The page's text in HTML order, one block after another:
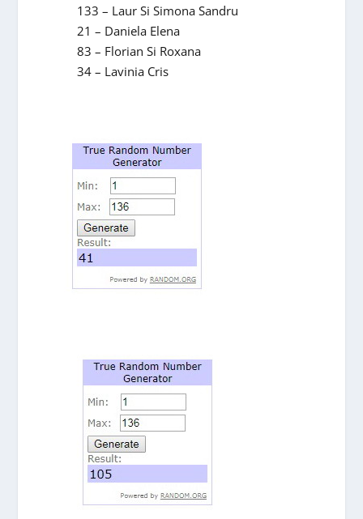
133 – Laur Si Simona Sandru
21 – Daniela Elena
83 – Florian Si Roxana
34 – Lavinia Cris